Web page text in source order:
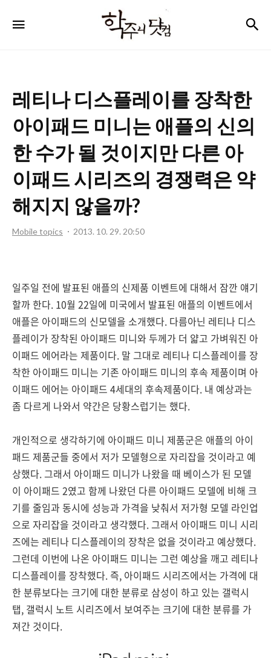
주
컴
레티나 디스플레이를 장착한
아이패드 미니는 애플의 신의
한 수가 될 것이지만 다른 아
이패드 시리즈의 경쟁력은 약
해지지 않을까?
Mobile topics 2013. 10. 29. 20:50
일주일 전에 발표된 애플의 신제품 이벤트에 대해서 잠깐 얘기
할까 한다. 10월 22일에 미국에서 발표된 애플의 이벤트에서
애플은 아이패드의 신모델을 소개했다. 다름아닌 레티나 디스
플레이가 장착된 아이패드 미니와 두께가 더 얇고 가벼워진 아
이패드 에어라는 제품이다. 말 그대로 레티나 디스플레이를 장
착한 아이패드 미니는 기존 아이패드 미니의 후속 제품이며 아
이패드 에어는 아이패드 4세대의 후속제품이다. 내 예상과는
좀 다르게 나와서 약간은 당황스럽기는 했다.
개인적으로 생각하기에 아이패드 미니 제품군은 애플의 아이
패드 제품군들 중에서 저가 모델형으로 자리잡을 것이라고 예
상했다. 그래서 아이패드 미니가 나왔을 때 베이스가 된 모델
이 아이패드 2였고 함께 나왔던 다른 아이패드 모델에 비해 크
기를 줄임과 동시에 성능과 가격을 낮춰서 저가형 모델 라인업
으로 자리잡을 것이라고 생각했다. 그래서 아이패드 미니 시리
즈에는 레티나 디스플레이의 장착은 없을 것이라고 예상했다.
그런데 이번에 나온 아이패드 미니는 그런 예상을 깨고 레티나
디스플레이를 장착했다. 즉, 아이패드 시리즈에서는 가격에 대
한 분류보다는 크기에 대한 분류로 삼성이 하고 있는 갤럭시
탭, 갤럭시 노트 시리즈에서 보여주는 크기에 대한 분류를 가
져간 것이다.